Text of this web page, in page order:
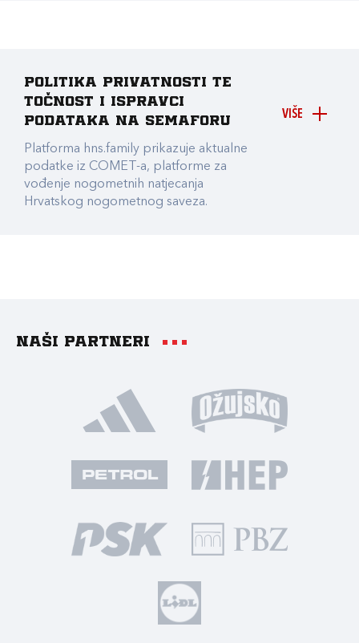
VIŠE
Politika privatnosti te
točnost i ispravci
podataka na Semaforu
Platforma hns.family prikazuje aktualne
podatke iz COMET-a, platforme za
vođenje nogometnih natjecanja
Hrvatskog nogometnog saveza.
Naši partneri